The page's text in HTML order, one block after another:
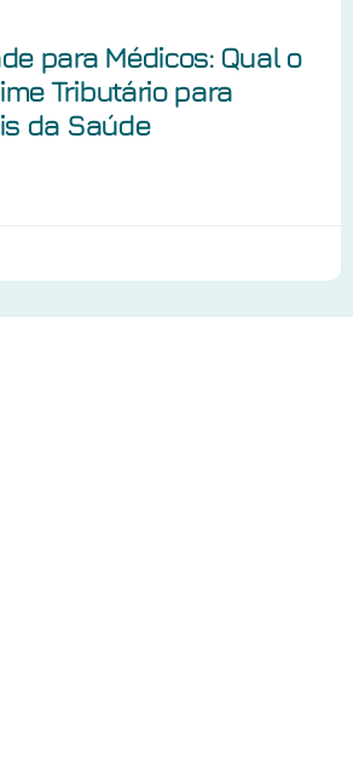
para Médicos: Qual o
Tributário para
da Saúde